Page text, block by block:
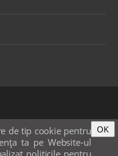
de tip cookie pentru
ta pe Website-ul
politicile pentru
OK
publicitate
URI & GDPR